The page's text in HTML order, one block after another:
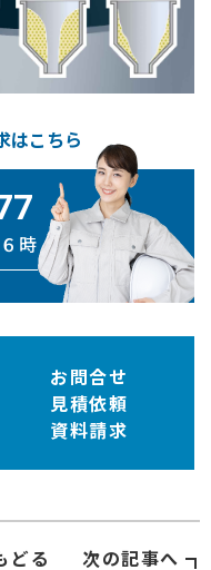
はこちら
時
お問合せ
見積依頼
資料請求
どる 次の記事へ